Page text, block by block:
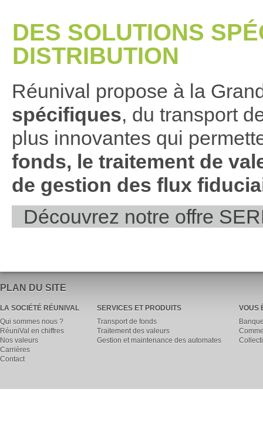
DES SOLUTIONS
DISTRIBUTION
Réunival propose à la
spécifiques, du transport
plus innovantes qui
fonds, le traitement de
de gestion des flux
Découvrez notre offre
PLAN DU SITE
LA SOCIÉTÉ RÉUNIVAL
Qui sommes nous ?
RéuniVal en chiffres
Nos valeurs
Carrières
Contact
SERVICES ET PRODUITS
Transport de fonds
Traitement des valeurs
Gestion et maintenance des automates
VOUS